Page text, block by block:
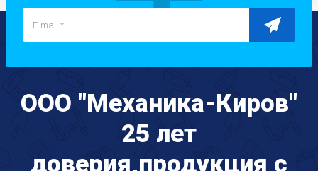
ООО "Механика-Киров"
25 лет
доверия,продукция с